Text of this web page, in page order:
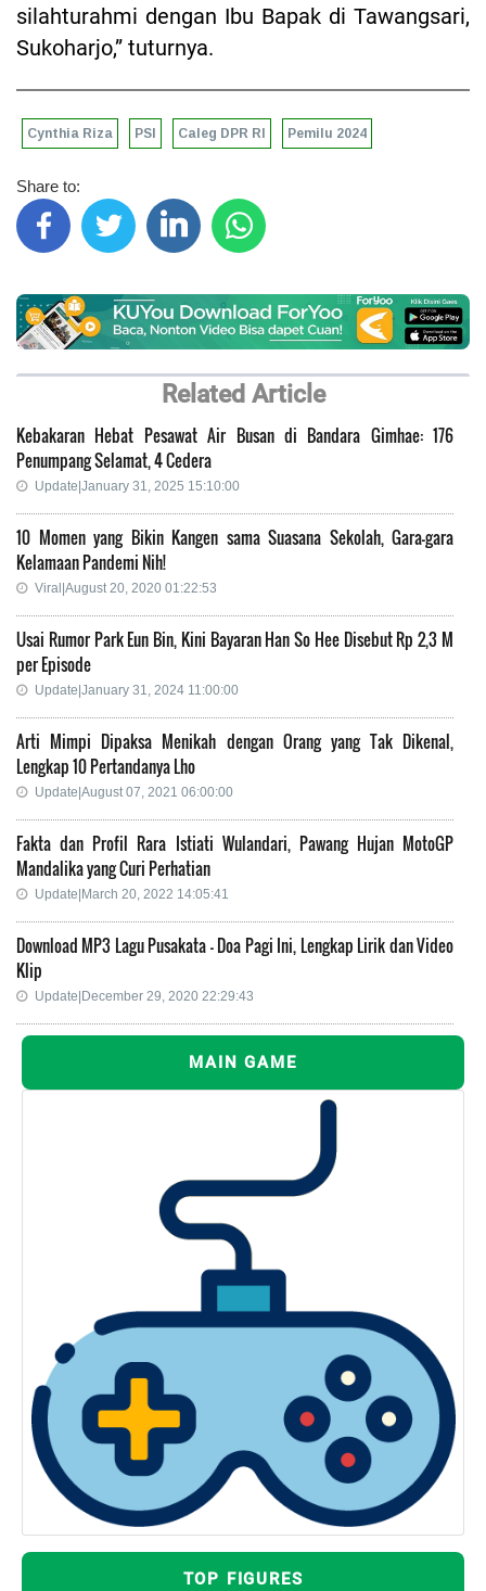
silahturahmi dengan Ibu Bapak di Tawangsari,
Sukoharjo,” tuturnya.
Cynthia Riza PSI Caleg DPR RI Pemilu 2024
Share to:
Related Article
Kebakaran Hebat Pesawat Air Busan di Bandara Gimhae: 176
Penumpang Selamat, 4 Cedera
Update|January 31, 2025 15:10:00
10 Momen yang Bikin Kangen sama Suasana Sekolah, Gara-gara
Kelamaan Pandemi Nih!
Viral|August 20, 2020 01:22:53
Usai Rumor Park Eun Bin, Kini Bayaran Han So Hee Disebut Rp 2,3 M
per Episode
Update|January 31, 2024 11:00:00
Arti Mimpi Dipaksa Menikah dengan Orang yang Tak Dikenal,
Lengkap 10 Pertandanya Lho
Update|August 07, 2021 06:00:00
Fakta dan Profil Rara Istiati Wulandari, Pawang Hujan MotoGP
Mandalika yang Curi Perhatian
Update|March 20, 2022 14:05:41
Download MP3 Lagu Pusakata - Doa Pagi Ini, Lengkap Lirik dan Video
Klip
Update|December 29, 2020 22:29:43
MAIN GAME
TOP FIGURES